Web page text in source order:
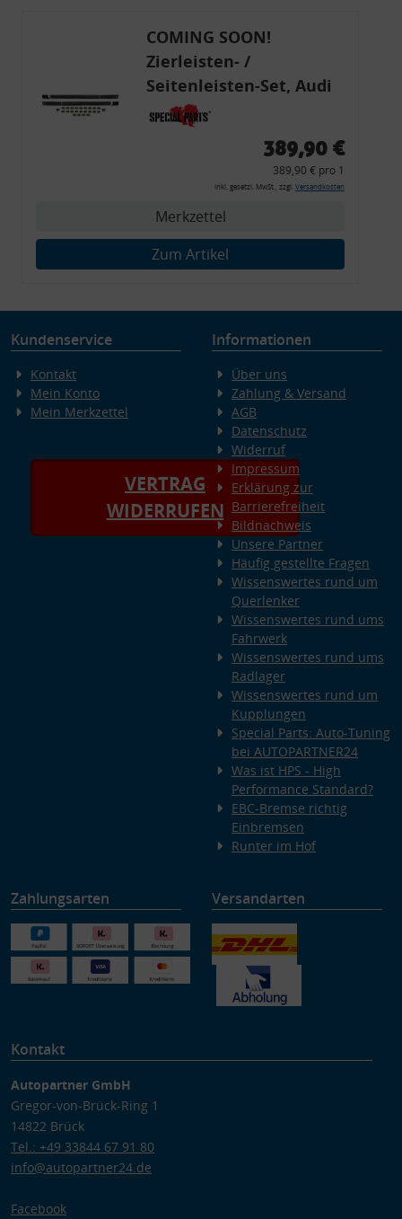
COMING SOON!
Zierleisten- /
Seitenleisten-Set, Audi
80 Cabrio, Coupe, S2, (6x
Zierleiste, 2x Kappe,
Montagewerkzeug)
389,90 €
389,90 € pro 1
inkl. gesetzl. MwSt., zzgl. Versandkosten
Merkzettel
Zum Artikel
Kundenservice
Kontakt
Mein Konto
Mein Merkzettel
VERTRAG
WIDERRUFEN
Informationen
Über uns
Zahlung & Versand
AGB
Datenschutz
Widerruf
Impressum
Erklärung zur
Barrierefreiheit
Bildnachweis
Unsere Partner
Häufig gestellte Fragen
Wissenswertes rund um
Querlenker
Wissenswertes rund ums
Fahrwerk
Wissenswertes rund ums
Radlager
Wissenswertes rund um
Kupplungen
Special Parts: Auto-Tuning
bei AUTOPARTNER24
Was ist HPS - High
Performance Standard?
EBC-Bremse richtig
Einbremsen
Runter im Hof
Zahlungsarten Versandarten
Kontakt
Autopartner GmbH
Gregor-von-Brück-Ring 1
14822 Brück
Tel.: +49 33844 67 91 80
info@autopartner24.de
Facebook